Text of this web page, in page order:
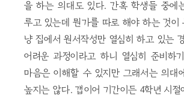
을 하는 의대도 있다. 간혹 학생들 중에
루고 있는데 뭔가를 따로 해야 하는 것이
냥 집에서 원서작성만 열심히 하고 있는
어려운 과정이라고 하니 열심히 준비하
마음은 이해할 수 있지만 그래서는 의대
높지는 않다. 갭이어 기간이든 4학년 시절